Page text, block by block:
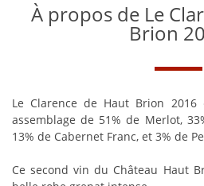
À propos de Le
Brion
Le Clarence de Haut Brion
assemblage de 51% de Merlot,
13% de Cabernet Franc, et 3% de
Ce second vin du Château Haut